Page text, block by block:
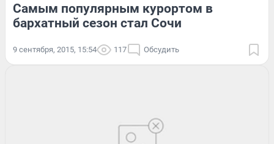
Самым популярным курортом в
бархатный сезон стал Сочи
9 сентября, 2015, 15:54 117 Обсудить